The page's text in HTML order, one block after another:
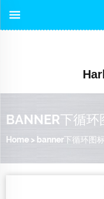
BANNER下循环
Home > banner下循环图标